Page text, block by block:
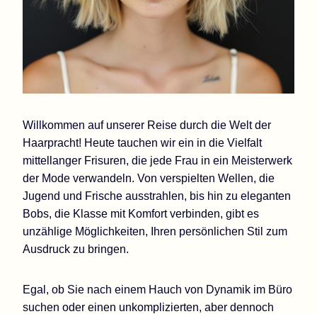
Willkommen auf unserer Reise durch die Welt der
Haarpracht! Heute tauchen wir ein in die Vielfalt
mittellanger Frisuren, die jede Frau in ein Meisterwerk
der Mode verwandeln. Von verspielten Wellen, die
Jugend und Frische ausstrahlen, bis hin zu eleganten
Bobs, die Klasse mit Komfort verbinden, gibt es
unzählige Möglichkeiten, Ihren persönlichen Stil zum
Ausdruck zu bringen.
Egal, ob Sie nach einem Hauch von Dynamik im Büro
suchen oder einen unkomplizierten, aber dennoch